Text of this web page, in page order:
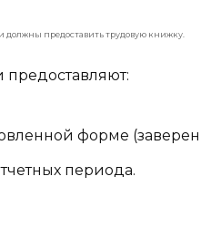
должны предоставить трудовую книжку.
форме
периода.